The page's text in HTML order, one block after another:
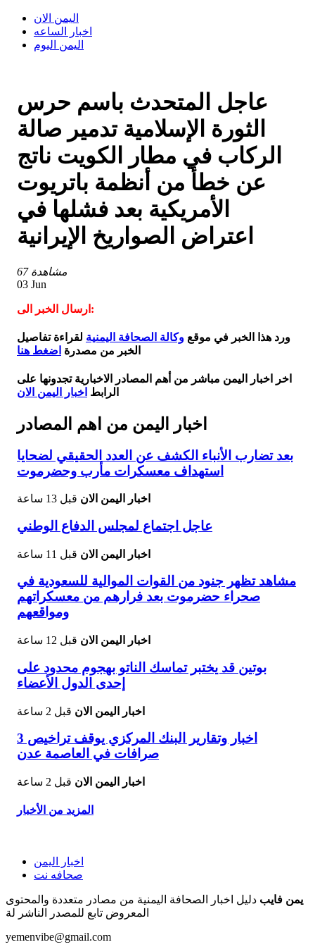
اليمن الان
اخبار الساعه
اليمن اليوم
عاجل المتحدث باسم حرس
الثورة الإسلامية تدمير صالة
الركاب في مطار الكويت ناتج
عن خطأ من أنظمة باتريوت
الأمريكية بعد فشلها في
اعتراض الصواريخ الإيرانية
67 مشاهدة
03 Jun
ارسال الخبر الى:
ورد هذا الخبر في موقع وكالة الصحافة اليمنية لقراءة تفاصيل
الخبر من مصدرة اضغط هنا
اخر اخبار اليمن مباشر من أهم المصادر الاخبارية تجدونها على
الرابط اخبار اليمن الان
اخبار اليمن من اهم المصادر
بعد تضارب الأنباء الكشف عن العدد الحقيقي لضحايا
استهداف معسكرات مأرب وحضرموت
اخبار اليمن الان قبل 13 ساعة
عاجل اجتماع لمجلس الدفاع الوطني
اخبار اليمن الان قبل 11 ساعة
مشاهد تظهر جنود من القوات الموالية للسعودية في
صحراء حضرموت بعد فرارهم من معسكراتهم
ومواقعهم
اخبار اليمن الان قبل 12 ساعة
بوتين قد يختبر تماسك الناتو بهجوم محدود على
إحدى الدول الأعضاء
اخبار اليمن الان قبل 2 ساعة
اخبار وتقارير البنك المركزي يوقف تراخيص 3
صرافات في العاصمة عدن
اخبار اليمن الان قبل 2 ساعة
المزيد من الأخبار
اخبار اليمن
صحافه نت
يمن فايب دليل اخبار الصحافة اليمنية من مصادر متعددة والمحتوى
المعروض تابع للمصدر الناشر لة
yemenvibe@gmail.com